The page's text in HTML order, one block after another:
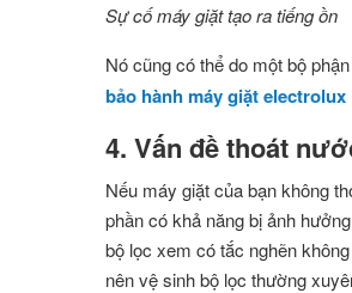
Sự cố máy giặt tạo ra tiếng ồn
Nó cũng có thể do một bộ
bảo hành máy giặt electrolux
4. Vấn đề thoát
Nếu máy giặt của bạn không
phần có khả năng bị ảnh
bộ lọc xem có tắc nghẽn
nên vệ sinh bộ lọc thường